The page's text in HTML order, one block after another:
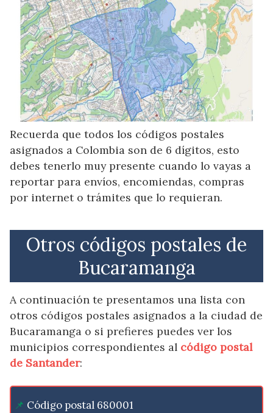
Recuerda que todos los códigos postales
asignados a Colombia son de 6 dígitos, esto
debes tenerlo muy presente cuando lo vayas a
reportar para envíos, encomiendas, compras
por internet o trámites que lo requieran.
Otros códigos postales de
Bucaramanga
A continuación te presentamos una lista con
otros códigos postales asignados a la ciudad de
Bucaramanga o si prefieres puedes ver los
municipios correspondientes al código postal
de Santander:
Código postal 680001